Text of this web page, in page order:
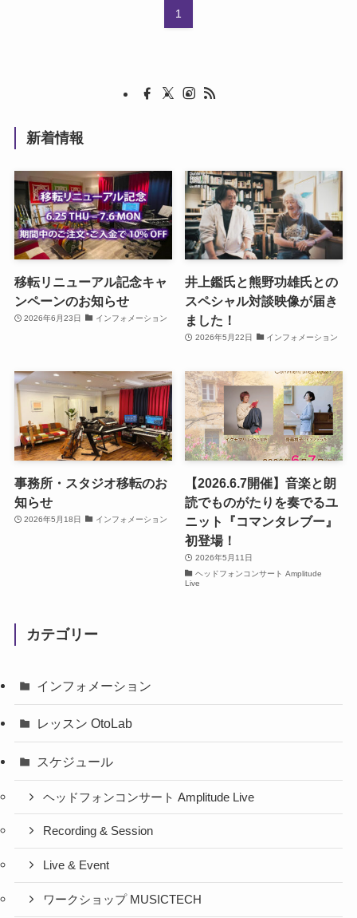
1
新着情報
移転リニューアル記念キャ
ンペーンのお知らせ
2026年6月23日 インフォメーション
井上鑑氏と熊野功雄氏との
スペシャル対談映像が届き
ました！
2026年5月22日 インフォメーション
事務所・スタジオ移転のお
知らせ
2026年5月18日 インフォメーション
【2026.6.7開催】音楽と朗
読でものがたりを奏でるユ
ニット『コマンタレブー』
初登場！
2026年5月11日
ヘッドフォンコンサート Amplitude
Live
カテゴリー
インフォメーション
レッスン OtoLab
スケジュール
ヘッドフォンコンサート Amplitude Live
Recording & Session
Live & Event
ワークショップ MUSICTECH